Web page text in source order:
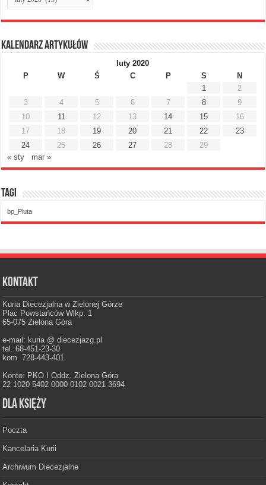
miesięczne
Kalendarz artykułów
luty 2020
P
W Ś C P S
N
1
2
3
4 5 6 7 8
9
10
11 12 13 14 15
16
17
18 19 20 21 22
23
24
25 26 27 28
29
« sty
mar »
Tagi
bp_Pluta
Kontakt
Kuria Diecezjalna w Zielonej Górze
Plac Powstańców Wlkp. 1
65-075 Zielona Góra
e-mail: kuria @ diecezjazg.pl
tel. 68-451-23-30
kom. 728-443-401
Konto: PKO I Oddz. Zielona Góra
22 1020 5402 0000 0102 0021 3694
Dla księży
Poczta
Kancelaria Kurii
Archiwum Diecezjalne